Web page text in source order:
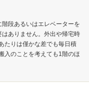
段あるいはエレベーターを
ありません。外出や帰宅時
たりは僅かな差でも毎日積
入のことを考えても1階のほ